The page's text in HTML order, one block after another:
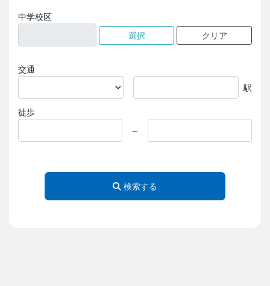
中学校区
交通
駅
徒歩
～
検索する